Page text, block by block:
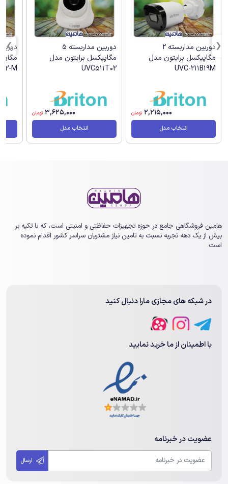
دوربین مداربسته 2
مگاپیکسل برایتون مدل
UVC-211B19M
2,215,000 تومان
انتخاب مدل
دوربین مداربسته 5
مگاپیکسل برایتون مدل
UVC511T02
3,625,000 تومان
انتخاب مدل
M
هامین فروشگاهی جامع در حوزه تجهیزات حفاظتی و امنیتی است، که با تکیه بر
بیش از یک ‏دهه تجربه نسبت به تامین نیاز مشتریان سراسر کشور اقدام نموده
است.
در شبکه های مجازی مارا دنبال کنید
با اطمینان از ما خرید نمایید
عضویت در خبرنامه